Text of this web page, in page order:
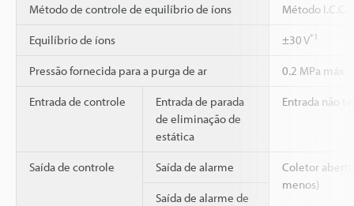
Método de controle de equilíbrio de íons Método I.C.C.
Equilíbrio de íons ±30 V*1
Pressão fornecida para a purga de ar 0.2 MPa máx.
Entrada de controle
Entrada de parada
de eliminação de
estática
Entrada não
Saída de controle Saída de alarme
Coletor
menos)
Saída de alarme de